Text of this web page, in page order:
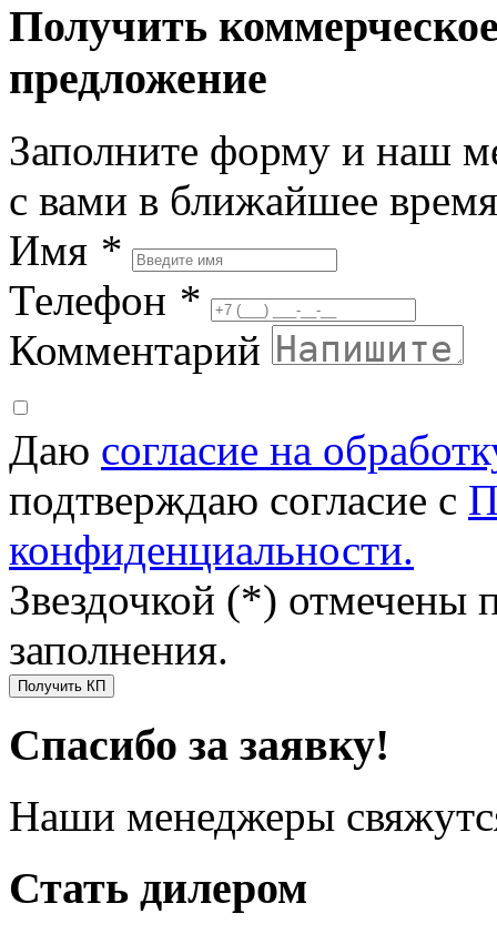
Получить
предложение
Заполните форму и наш
с вами в ближайшее время
Имя *
Телефон *
Комментарий
Даю согласие на
подтверждаю согласие с
конфиденциальности.
Звездочкой (*) отмечены
заполнения.
Получить КП
Спасибо за заявку!
Наши менеджеры
Стать дилером